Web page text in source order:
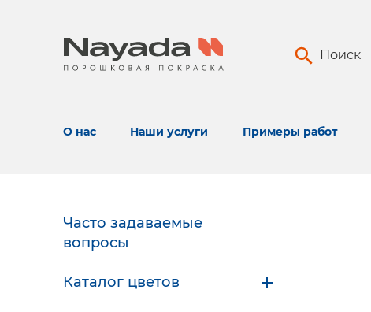
Поиск
О нас Наши услуги Примеры работ
Часто задаваемые
вопросы
Каталог цветов